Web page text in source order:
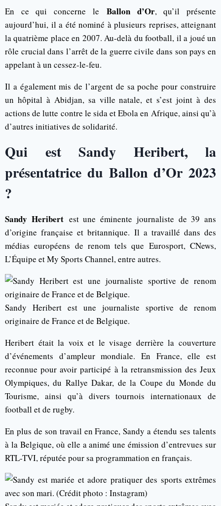
En ce qui concerne leBallon d’Or, qu’il présente
aujourd’hui, il a été nominé à plusieurs reprises, atteignant
la quatrième place en 2007. Au-delà du football, il a joué un
rôle crucial dans l’arrêt de la guerre civile dans son pays en
appelant à un cessez-le-feu.
Il a également mis de l’argent de sa poche pour construire
un hôpital à Abidjan, sa ville natale, et s’est joint à des
actions de lutte contre le sida et Ebola en Afrique, ainsi qu’à
d’autres initiatives de solidarité.
Qui est Sandy Heribert, la
présentatrice du Ballon d’Or 2023
?
Sandy Heribertest une éminente journaliste de 39 ans
d’origine française et britannique. Il a travaillé dans des
médias européens de renom tels que Eurosport, CNews,
L’Équipe et My Sports Channel, entre autres.
Sandy Heribert est une journaliste sportive de renom
originaire de France et de Belgique.
Heribert était la voix et le visage derrière la couverture
d’événements d’ampleur mondiale. En France, elle est
reconnue pour avoir participé à la retransmission des Jeux
Olympiques, du Rallye Dakar, de la Coupe du Monde du
Tourisme, ainsi qu’à divers tournois internationaux de
football et de rugby.
En plus de son travail en France, Sandy a étendu ses talents
à la Belgique, où elle a animé une émission d’entrevues sur
RTL-TVI, réputée pour sa programmation en français.